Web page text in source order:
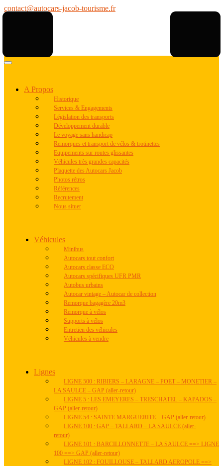
contact@autocars-jacob-tourisme.fr
A Propos
Historique
Services & Engagements
Législation des transports
Développement durable
Le voyage sans handicap
Remorques et transport de vélos & trotinettes
Equipements sur routes glissantes
Véhicules très grandes capacités
Plaquette des Autocars Jacob
Photos rétros
Références
Recrutement
Nous situer
Véhicules
Minibus
Autocars tout confort
Autocars classe ECO
Autocars spécifiques UFR PMR
Autobus urbains
Autocar vintage – Autocar de collection
Remorque bagagère 20m3
Remorque à vélos
Supports à vélos
Entretien des véhicules
Véhicules à vendre
Lignes
LIGNE 500 : RIBIERS – LARAGNE – POET – MONETIER –
LA SAULCE – GAP (aller-retour)
LIGNE 5 : LES EMEYERES – TRESCHATEL – KAPADOS –
GAP (aller-retour)
LIGNE 54 : SAINTE MARGUERITE – GAP (aller-retour)
LIGNE 100 : GAP – TALLARD – LA SAULCE (aller-
retour)
LIGNE 101 : BARCILLONNETTE – LA SAULCE ==> LIGNE
100 ==> GAP (aller-retour)
LIGNE 102 : FOUILLOUSE – TALLARD AEROPOLE ==>